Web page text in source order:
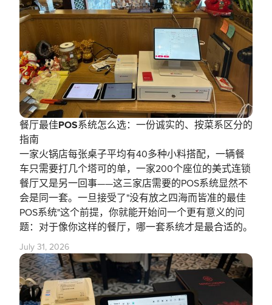
餐厅最佳POS系统怎么选：一份诚实的、按菜系区分的
指南
一家火锅店每张桌子平均有40多种小料搭配，一辆餐
车只需要打几个塔可的单，一家200个座位的美式连锁
餐厅又是另一回事——这三家店需要的POS系统显然不
会是同一套。一旦接受了"没有放之四海而皆准的最佳
POS系统"这个前提，你就能开始问一个更有意义的问
题：对于像你这样的餐厅，哪一套系统才是最合适的。
July 31, 2026